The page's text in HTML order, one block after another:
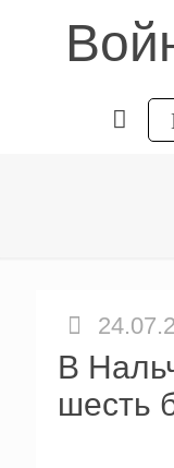
В
шесть